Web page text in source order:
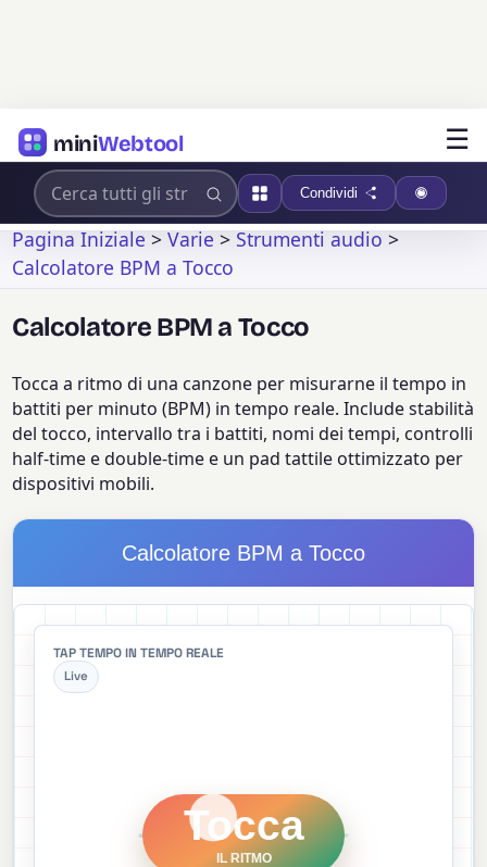
miniWebtool ☰
Condividi
Pagina Iniziale>Varie>Strumenti audio>
Calcolatore BPM a Tocco
Calcolatore BPM a Tocco
Tocca a ritmo di una canzone per misurarne il tempo in
battiti per minuto (BPM) in tempo reale. Include stabilità
del tocco, intervallo tra i battiti, nomi dei tempi, controlli
half-time e double-time e un pad tattile ottimizzato per
dispositivi mobili.
Calcolatore BPM a Tocco
TAP TEMPO IN TEMPO REALE
Live
Tocca
IL RITMO